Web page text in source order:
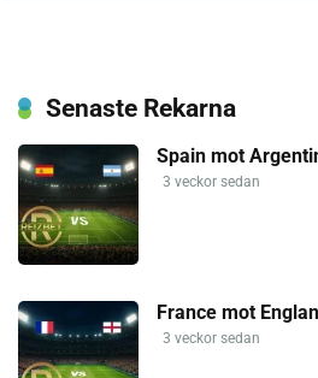
Senaste Rekarna
Spain mot
3 veckor sedan
France mot
3 veckor sedan